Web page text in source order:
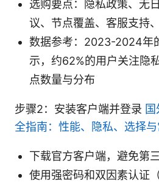
选购要点：隐私政策、无
议、节点覆盖、客服支持
数据参考：2023-2024年
示，约62%的用户关注隐
点数量与分布
步骤2：安装客户端并登录
全指南：性能、隐私、选择
下载官方客户端，避免第
使用强密码和双因素认证